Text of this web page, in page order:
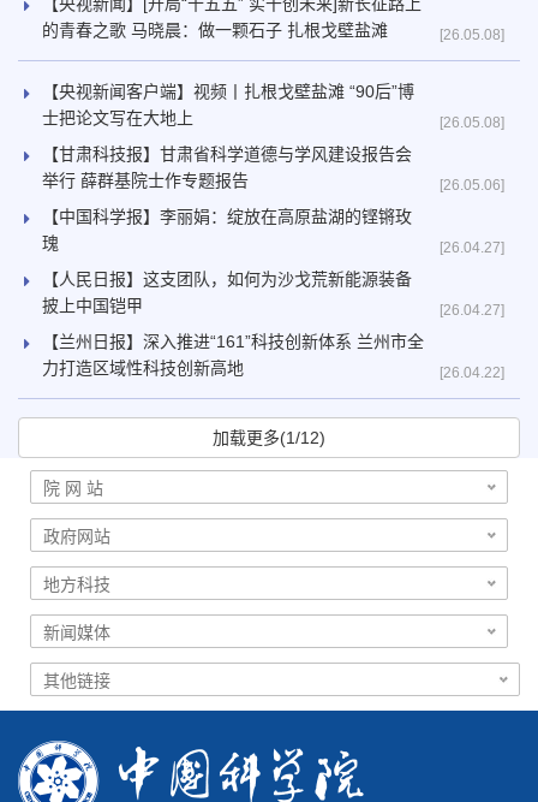
[26.05.08]
的青春之歌 马晓晨：做一颗石子 扎根戈壁盐滩
[26.05.08]
【央视新闻客户端】视频丨扎根戈壁盐滩 “90后”博
士把论文写在大地上
[26.05.06]
【甘肃科技报】甘肃省科学道德与学风建设报告会
举行 薛群基院士作专题报告
[26.04.27]
【中国科学报】李丽娟：绽放在高原盐湖的铿锵玫
瑰
[26.04.27]
【人民日报】这支团队，如何为沙戈荒新能源装备
披上中国铠甲
[26.04.22]
【兰州日报】深入推进“161”科技创新体系 兰州市全
力打造区域性科技创新高地
加载更多(1/12)